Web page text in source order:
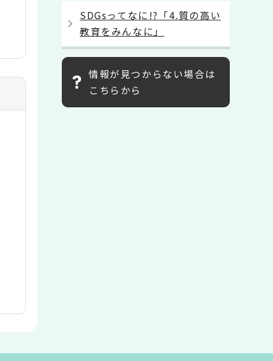
SDGsってなに!?「4.質の高い
教育をみんなに」
情報が見つからない場合は
こちらから